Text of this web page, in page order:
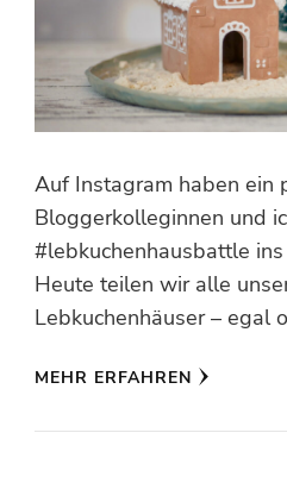
Auf Instagram haben ein
Bloggerkolleginnen und
#lebkuchenhausbattle
Heute teilen wir alle
Lebkuchenhäuser – egal
MEHR ERFAHREN